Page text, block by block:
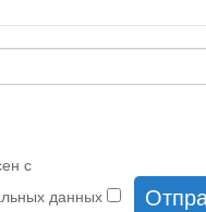
с
данных